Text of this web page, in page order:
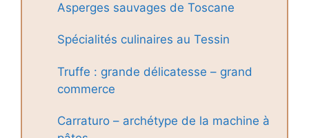
Asperges sauvages de Toscane
Spécialités culinaires au Tessin
Truffe : grande délicatesse – grand
commerce
Carraturo – archétype de la machine à